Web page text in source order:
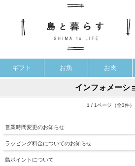
ギフト お魚 お肉
インフォメーシ
1 / 1ページ（全3件）
営業時間変更のお知らせ
ラッピング料金についてのお知らせ
島ポイントについて